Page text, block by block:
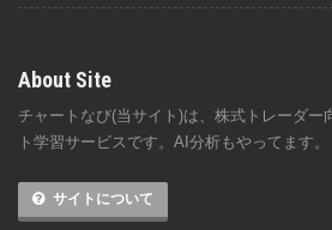
About Site
チャートなび(当サイト)は、株式トレーダー
ト学習サービスです。AI分析もやってます。
サイトについて